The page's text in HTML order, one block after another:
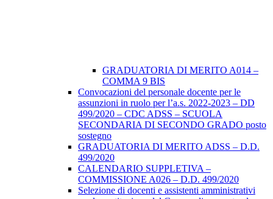
GRADUATORIA DI MERITO A014 –
COMMA 9 BIS
Convocazioni del personale docente per le
assunzioni in ruolo per l’a.s. 2022-2023 – DD
499/2020 – CDC ADSS – SCUOLA
SECONDARIA DI SECONDO GRADO posto
sostegno
GRADUATORIA DI MERITO ADSS – D.D.
499/2020
CALENDARIO SUPPLETIVA –
COMMISSIONE A026 – D.D. 499/2020
Selezione di docenti e assistenti amministrativi